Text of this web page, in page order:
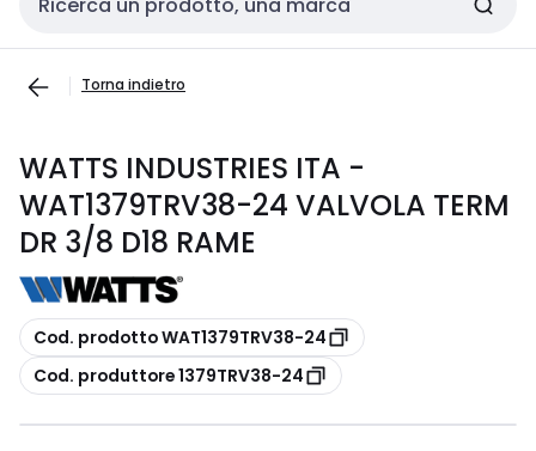
Cerca input
Torna indietro
WATTS INDUSTRIES ITA -
WAT1379TRV38-24 VALVOLA TERM
DR 3/8 D18 RAME
copia
Cod. prodotto WAT1379TRV38-24
copia
Cod. produttore 1379TRV38-24